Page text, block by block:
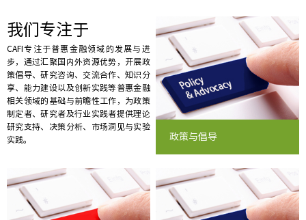
我们专注于
CAFI专注于普惠金融领域的发展与进
步，通过汇聚国内外资源优势，开展政
策倡导、研究咨询、交流合作、知识分
享、能力建设以及创新实践等普惠金融
相关领域的基础与前瞻性工作，为政策
制定者、研究者及行业实践者提供理论
研究支持、决策分析、市场洞见与实验
实践。
政策与倡导